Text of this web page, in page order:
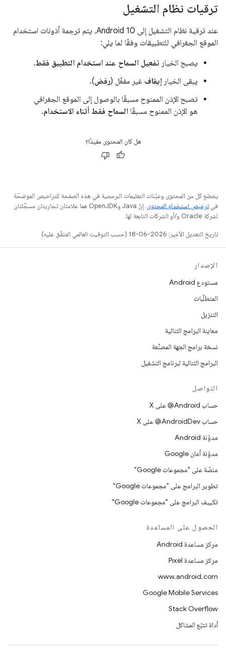
ترقيات نظام التشغيل
عند ترقية نظام التشغيل إلى Android 10، يتم ترجمة أذونات استخدام
الموقع الجغرافي للتطبيقات وفقًا لما يلي:
يصبح الخيار تفعيل السماح عند استخدام التطبيق فقط.
يبقى الخيار إيقاف غير مفعَّل (رفض).
تصبح الإذن الممنوح مسبقًا بالوصول إلى الموقع الجغرافي
هو الإذن الممنوح مسبقًا السماح فقط أثناء الاستخدام.
هل كان المحتوى مفيدًا؟
يخضع كل من المحتوى وعيّنات التعليمات البرمجية في هذه الصفحة للتراخيص الموضحّة
فيترخيص استخدام المحتوى
. إنّ Java وOpenJDK هما علامتان تجاريتان مسجَّلتان
لشركة Oracle و/أو الشركات التابعة لها.
تاريخ التعديل الأخير: 2026-06-18 (حسب التوقيت العالمي المتفَّق عليه)
الإصدار
مستودع Android
المتطلّبات
التنزيل
معاينة البرامج الثنائية
نسخة برامج الجهة المصنِّعة
البرامج الثنائية لبرنامج التشغيل
التواصل
حساب ‎@Android على X
حساب ‎@AndroidDev على X
مدوّنة Android
مدوّنة أمان Google
منصّة على "مجموعات Google"
تطوير البرامج على "مجموعات Google"
تكييف البرامج على "مجموعات Google"
الحصول على المساعدة
مركز مساعدة Android
مركز مساعدة Pixel
www.android.com
Google Mobile Services
Stack Overflow
أداة تتبّع المشاكل